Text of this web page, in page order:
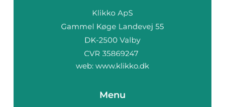
web: www.klikko.dk
Menu